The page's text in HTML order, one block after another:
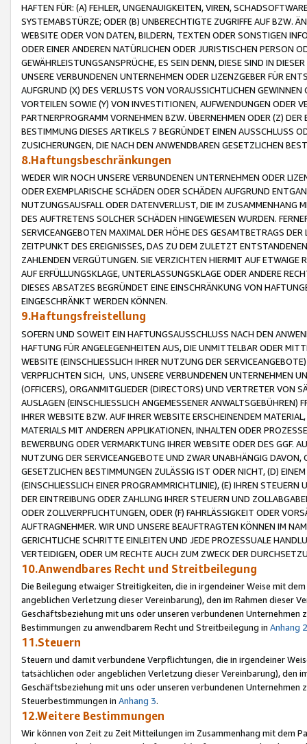
HAFTEN FÜR: (A) FEHLER, UNGENAUIGKEITEN, VIREN,
SYSTEMABSTÜRZE; ODER (B) UNBERECHTIGTE ZUGRIFFE AUF BZW.
WEBSITE ODER VON DATEN, BILDERN, TEXTEN ODER SONSTIGEN
ODER EINER ANDEREN NATÜRLICHEN ODER JURISTISCHEN PERSON
GEWÄHRLEISTUNGSANSPRÜCHE, ES SEIN DENN, DIESE SIND IN
UNSERE VERBUNDENEN UNTERNEHMEN ODER LIZENZGEBER FÜR
AUFGRUND (X) DES VERLUSTS VON VORAUSSICHTLICHEN
VORTEILEN SOWIE (Y) VON INVESTITIONEN, AUFWENDUNGEN ODER
PARTNERPROGRAMM VORNEHMEN BZW. ÜBERNEHMEN ODER (Z)
BESTIMMUNG DIESES ARTIKELS 7 BEGRÜNDET EINEN AUSSCHLUSS
ZUSICHERUNGEN, DIE NACH DEN ANWENDBAREN GESETZLICHEN
8.Haftungsbeschränkungen
WEDER WIR NOCH UNSERE VERBUNDENEN UNTERNEHMEN ODER
ODER EXEMPLARISCHE SCHÄDEN ODER SCHÄDEN AUFGRUND
NUTZUNGSAUSFALL ODER DATENVERLUST, DIE IM ZUSAMMENHANG
DES AUFTRETENS SOLCHER SCHÄDEN HINGEWIESEN WURDEN.
SERVICEANGEBOTEN MAXIMAL DER HÖHE DES GESAMTBETRAGS
ZEITPUNKT DES EREIGNISSES, DAS ZU DEM ZULETZT
ZAHLENDEN VERGÜTUNGEN. SIE VERZICHTEN HIERMIT AUF
AUF ERFÜLLUNGSKLAGE, UNTERLASSUNGSKLAGE ODER ANDERE
DIESES ABSATZES BEGRÜNDET EINE EINSCHRÄNKUNG VON
EINGESCHRÄNKT WERDEN KÖNNEN.
9.Haftungsfreistellung
SOFERN UND SOWEIT EIN HAFTUNGSAUSSCHLUSS NACH DEN
HAFTUNG FÜR ANGELEGENHEITEN AUS, DIE UNMITTELBAR ODER
WEBSITE (EINSCHLIESSLICH IHRER NUTZUNG DER
VERPFLICHTEN SICH, UNS, UNSERE VERBUNDENEN UNTERNEHMEN
(OFFICERS), ORGANMITGLIEDER (DIRECTORS) UND VERTRETER VON
AUSLAGEN (EINSCHLIESSLICH ANGEMESSENER
IHRER WEBSITE BZW. AUF IHRER WEBSITE ERSCHEINENDEM
MATERIALS MIT ANDEREN APPLIKATIONEN, INHALTEN ODER
BEWERBUNG ODER VERMARKTUNG IHRER WEBSITE ODER DES GGF.
NUTZUNG DER SERVICEANGEBOTE UND ZWAR UNABHÄNGIG
GESETZLICHEN BESTIMMUNGEN ZULÄSSIG IST ODER NICHT, (D)
(EINSCHLIESSLICH EINER PROGRAMMRICHTLINIE), (E) IHREN
DER EINTREIBUNG ODER ZAHLUNG IHRER STEUERN UND
ODER ZOLLVERPFLICHTUNGEN, ODER (F) FAHRLÄSSIGKEIT ODER
AUFTRAGNEHMER. WIR UND UNSERE BEAUFTRAGTEN KÖNNEN IM
GERICHTLICHE SCHRITTE EINLEITEN UND JEDE PROZESSUALE
VERTEIDIGEN, ODER UM RECHTE AUCH ZUM ZWECK DER
10.Anwendbares Recht und Streitbeilegung
Die Beilegung etwaiger Streitigkeiten, die in irgendeiner Weise mit
angeblichen Verletzung dieser Vereinbarung), den im Rahmen dieser
Geschäftsbeziehung mit uns oder unseren verbundenen
Bestimmungen zu anwendbarem Recht und Streitbeilegung in Anhang 2
11.Steuern
Steuern und damit verbundene Verpflichtungen, die in irgendeiner
tatsächlichen oder angeblichen Verletzung dieser Vereinbarung), den
Geschäftsbeziehung mit uns oder unseren verbundenen
Steuerbestimmungen in Anhang 3.
12.Weitere Bestimmungen
Wir können von Zeit zu Zeit Mitteilungen im Zusammenhang mit dem